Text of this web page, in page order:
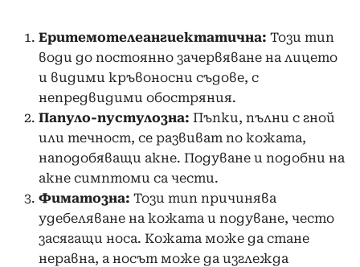
Еритемотелеангиектатична: Този тип
води до постоянно зачервяване на лицето
и видими кръвоносни съдове, с
непредвидими обостряния.
Папуло-пустулозна: Пъпки, пълни с гной
или течност, се развиват по кожата,
наподобяващи акне. Подуване и подобни на
акне симптоми са чести.
Фиматозна: Този тип причинява
удебеляване на кожата и подуване, често
засягащи носа. Кожата може да стане
неравна, а носът може да изглежда